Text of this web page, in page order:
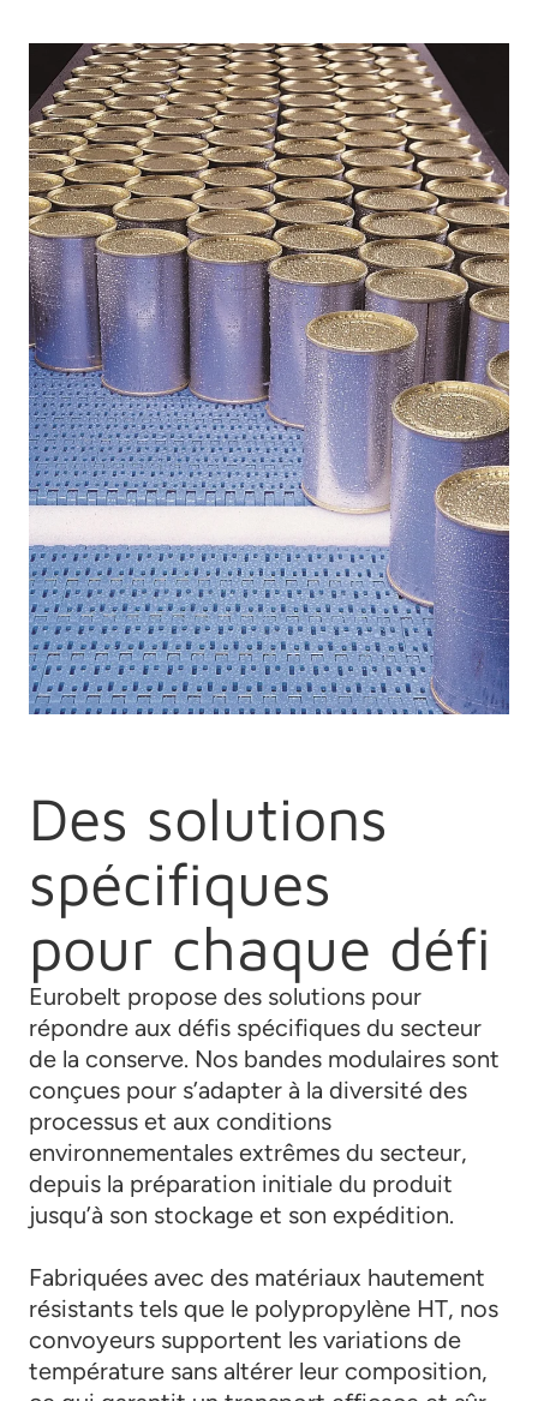
Des solutions
spécifiques
pour chaque défi
Eurobelt propose des solutions pour
répondre aux défis spécifiques du secteur
de la conserve. Nos bandes modulaires sont
conçues pour s’adapter à la diversité des
processus et aux conditions
environnementales extrêmes du secteur,
depuis la préparation initiale du produit
jusqu’à son stockage et son expédition.
Fabriquées avec des matériaux hautement
résistants tels que le polypropylène HT, nos
convoyeurs supportent les variations de
température sans altérer leur composition,